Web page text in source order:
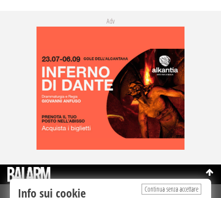
Adv
Continua senza accettare
Info sui cookie